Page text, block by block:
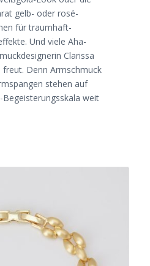
gelb- oder rosé-
für traumhaft-
Und viele Aha-
Clarissa
freut. Denn Armschmuck
stehen auf
weit